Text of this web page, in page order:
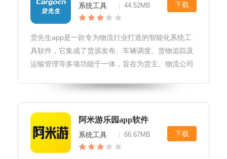
系统工具 44.52MB 下载
货先生app是一款专为物流行业打造的智能化系统工
具软件，它集成了货源发布、车辆调度、货物追踪及
运输管理等多项功能于一体，旨在为货主、物流公司
app软件特性1.智能匹配系统：根据货物类型、重
量、体积及目的地等信息，智
阿米游乐园app软件
系统工具 66.67MB 下载